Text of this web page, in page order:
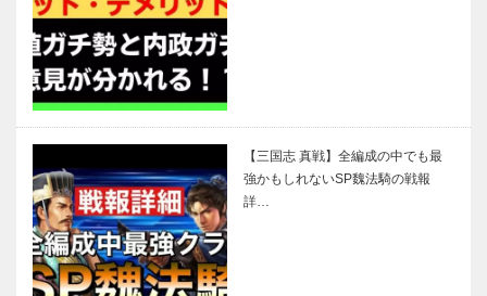
【三国志 真戦】全編成の中でも最
強かもしれないSP魏法騎の戦報
詳…